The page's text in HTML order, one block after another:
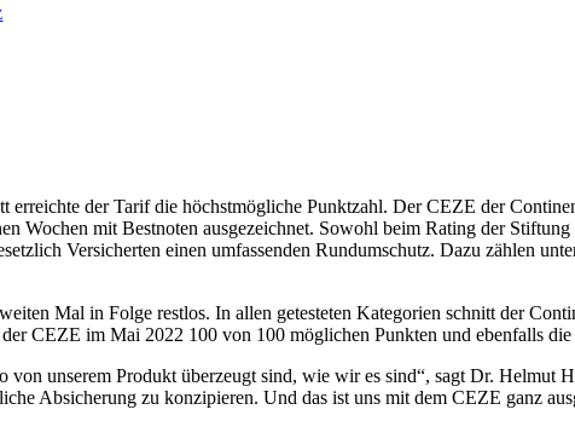
erreichte der Tarif die höchstmögliche Punktzahl. Der CEZE der
Wochen mit Bestnoten ausgezeichnet. Sowohl beim Rating der
Versicherten einen umfassenden Rundumschutz. Dazu zählen
Mal in Folge restlos. In allen getesteten Kategorien schnitt der
CEZE im Mai 2022 100 von 100 möglichen Punkten und ebenfalls
von unserem Produkt überzeugt sind, wie wir es sind“, sagt Dr. Helmut
Absicherung zu konzipieren. Und das ist uns mit dem CEZE ganz